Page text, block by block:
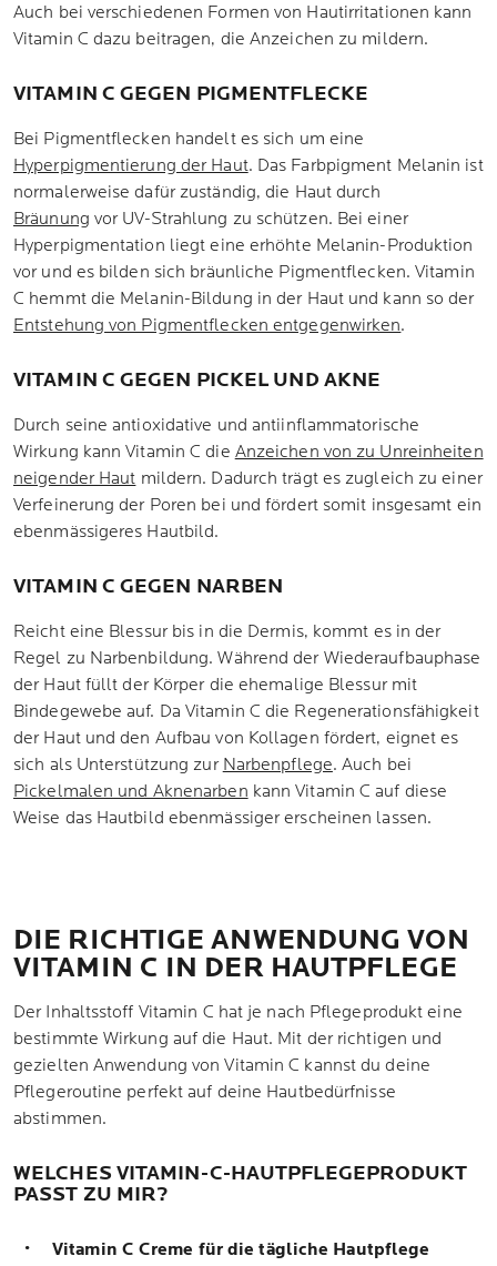
Auch bei verschiedenen Formen von Hautirritationen kann
Vitamin C dazu beitragen, die Anzeichen zu mildern.
VITAMIN C GEGEN PIGMENTFLECKE
Bei Pigmentflecken handelt es sich um eine
Hyperpigmentierung der Haut. Das Farbpigment Melanin ist
normalerweise dafür zuständig, die Haut durch
Bräunung vor UV-Strahlung zu schützen. Bei einer
Hyperpigmentation liegt eine erhöhte Melanin-Produktion
vor und es bilden sich bräunliche Pigmentflecken. Vitamin
C hemmt die Melanin-Bildung in der Haut und kann so der
Entstehung von Pigmentflecken entgegenwirken.
VITAMIN C GEGEN PICKEL UND AKNE
Durch seine antioxidative und antiinflammatorische
Wirkung kann Vitamin C die Anzeichen von zu Unreinheiten
neigender Haut mildern. Dadurch trägt es zugleich zu einer
Verfeinerung der Poren bei und fördert somit insgesamt ein
ebenmässigeres Hautbild.
VITAMIN C GEGEN NARBEN
Reicht eine Blessur bis in die Dermis, kommt es in der
Regel zu Narbenbildung. Während der Wiederaufbauphase
der Haut füllt der Körper die ehemalige Blessur mit
Bindegewebe auf. Da Vitamin C die Regenerationsfähigkeit
der Haut und den Aufbau von Kollagen fördert, eignet es
sich als Unterstützung zur Narbenpflege. Auch bei
Pickelmalen und Aknenarben kann Vitamin C auf diese
Weise das Hautbild ebenmässiger erscheinen lassen.
DIE RICHTIGE ANWENDUNG VON
VITAMIN C IN DER HAUTPFLEGE
Der Inhaltsstoff Vitamin C hat je nach Pflegeprodukt eine
bestimmte Wirkung auf die Haut. Mit der richtigen und
gezielten Anwendung von Vitamin C kannst du deine
Pflegeroutine perfekt auf deine Hautbedürfnisse
abstimmen.
WELCHES VITAMIN-C-HAUTPFLEGEPRODUKT
PASST ZU MIR?
Vitamin C Creme für die tägliche Hautpflege